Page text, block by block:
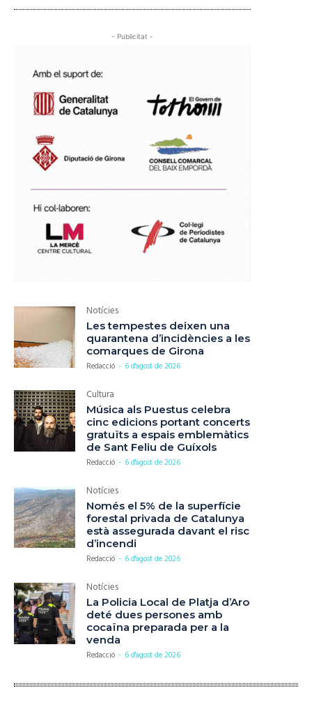
- Publicitat -
Notícies
Les tempestes deixen una
quarantena d’incidències a les
comarques de Girona
Redacció - 6 d'agost de 2026
Cultura
Música als Puestus celebra
cinc edicions portant concerts
gratuïts a espais emblemàtics
de Sant Feliu de Guíxols
Redacció - 6 d'agost de 2026
Notícies
Només el 5% de la superfície
forestal privada de Catalunya
està assegurada davant el risc
d’incendi
Redacció - 6 d'agost de 2026
Notícies
La Policia Local de Platja d’Aro
deté dues persones amb
cocaïna preparada per a la
venda
Redacció - 6 d'agost de 2026